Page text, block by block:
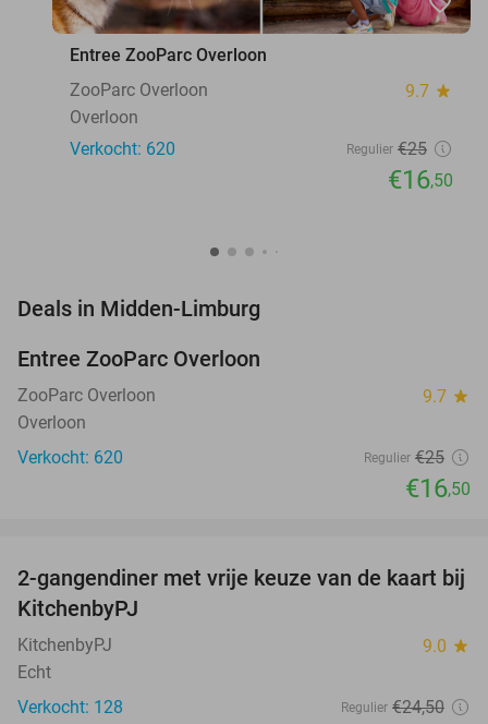
Entree ZooParc Overloon
ZooParc Overloon
9.7 star
Overloon
Verkocht: 620
Regulier €25
€16,50
Deals in Midden-Limburg
TODAY
Entree ZooParc Overloon
ZooParc Overloon 9.7 star
Overloon
Verkocht: 620
Regulier €25
€16,50
23%
2-gangendiner met vrije keuze van de kaart bij
KitchenbyPJ
KitchenbyPJ 9.0 star
Echt
Verkocht: 128
Regulier €24,50